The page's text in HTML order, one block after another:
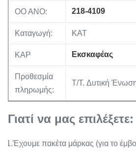
ΟΟ ΑΝΟ: 218-4109
Καταγωγή: ΚΑΤ
ΚΑΡ Εκσκαφέας
Προθεσμία
πληρωμής:
T/T. Δυτική
Γιατί να μας επιλέξετε:
1.Έχουμε πακέτα μάρκας (για το